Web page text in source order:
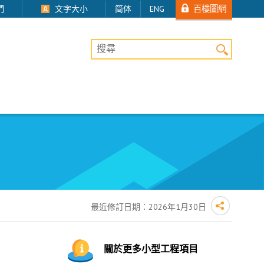
文字大小 简体 ENG 百樓圖網
桌上版網站搜尋
最近修訂日期：2026年1月30日
關於更多小型工程項目